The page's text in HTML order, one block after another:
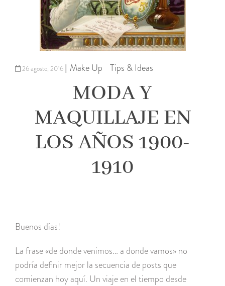
26 agosto, 2016 Make Up Tips & Ideas
MODA Y
MAQUILLAJE EN
LOS AÑOS 1900-
1910
Buenos días!
La frase «de donde venimos… a donde vamos» no
podría definir mejor la secuencia de posts que
comienzan hoy aquí. Un viaje en el tiempo desde